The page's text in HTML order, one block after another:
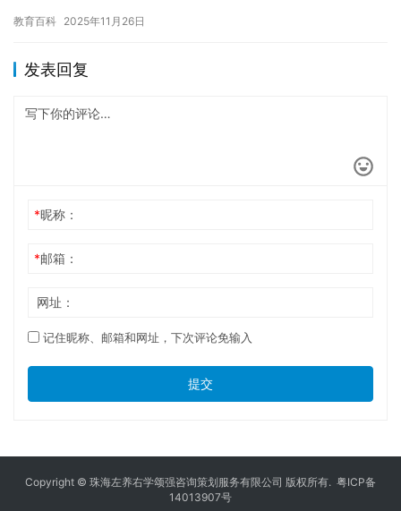
请时…
教育百科 2025年11月26日
发表回复
*昵称：
*邮箱：
网址：
记住昵称、邮箱和网址，下次评论免输入
提交
Copyright © 珠海左养右学颂强咨询策划服务有限公司 版权所有. 粤ICP备
14013907号